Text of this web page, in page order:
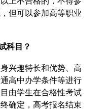
但可以参加高等职业
科目？
兴趣特长和优势、高
高中办学条件等进行
由学生在合格性考试
确定，高考报名结束